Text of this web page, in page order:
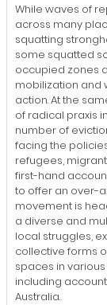
While waves of
across many
squatting
some squatted
occupied zones
mobilization and
action. At the
of radical praxis
number of
facing the
refugees,
first-hand
to offer an over-
movement is
a diverse and
local struggles,
collective forms
spaces in
including
Australia.